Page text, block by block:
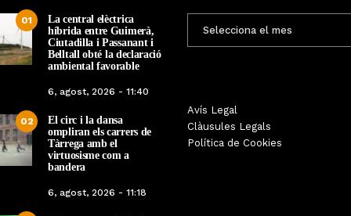
01
La central elèctrica
híbrida entre Guimerà,
Ciutadilla i Passanant i
Belltall obté la declaració
ambiental favorable
6, agost, 2026 - 11:40
02
El circ i la dansa
ompliran els carrers de
Tàrrega amb el
virtuosisme com a
bandera
6, agost, 2026 - 11:18
MENSUALS
Avís Legal
Clàusules Legals
Política de Cookies
Les Gastrosàvies protagonitzen
una gran trobada al Món Sant
Benet que referma el valor de la
cuina tradicional
27, novembre, 2025 - 08:28
protagonista de la
Cinema Espiritual de